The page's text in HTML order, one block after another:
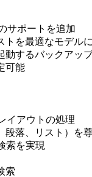
サポートを追加
を最適なモデル
動するバックアッ
可能
イアウトの処理
落、リスト）を
索を実現
索